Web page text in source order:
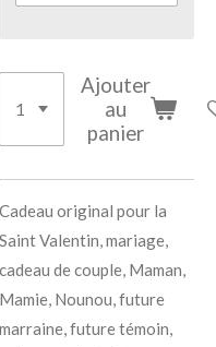
Ajouter
au
panier
Cadeau original pour la
Saint Valentin, mariage,
cadeau de couple, Maman,
Mamie, Nounou, future
marraine, future témoin,